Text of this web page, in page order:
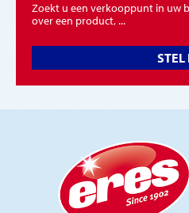
Zoekt u een verkooppunt in uw
over een product, ...
STEL